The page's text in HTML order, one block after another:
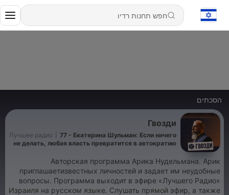
הסכתים
Гвозди
Лучшее радио
77 - Екатерина Шульман: Если ничего
не делать, любая власть превратится в автократию
Авторская программа Арика Нудельмана. Арик
приглашаетизвестных личностей и задает им неудобные
вопросы. Программа выходит в эфире «Лучшего Радио»
Израиля на русском языке. Слушать прямой эфир, а также